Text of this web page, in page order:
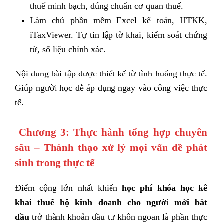
thuế minh bạch, đúng chuẩn cơ quan thuế.
Làm chủ phần mềm Excel kế toán, HTKK,
iTaxViewer. Tự tin lập tờ khai, kiểm soát chứng
từ, số liệu chính xác.
Nội dung bài tập được thiết kế từ tình huống thực tế.
Giúp người học dễ áp dụng ngay vào công việc thực
tế.
Chương 3: Thực hành tổng hợp chuyên
sâu – Thành thạo xử lý mọi vấn đề phát
sinh trong thực tế
Điểm cộng lớn nhất khiếnhọc phí khóa học kê
khai thuế hộ kinh doanh cho người mới bắt
đầu trở thành khoản đầu tư khôn ngoan là phần thực